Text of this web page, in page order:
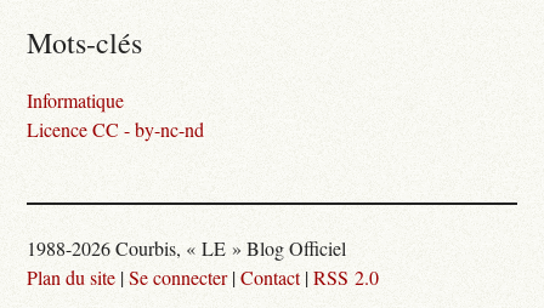
Mots-clés
Informatique
Licence CC - by-nc-nd
1988-2026 Courbis, « LE » Blog Officiel
Plan du site |Se connecter|Contact|RSS 2.0